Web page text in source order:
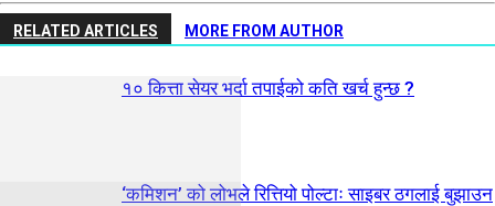
RELATED ARTICLES MORE FROM AUTHOR
१० कित्ता सेयर भर्दा तपाईको कति खर्च हुन्छ ?
‘कमिशन’ को लोभले रित्तियो पोल्टाः साइबर ठगलाई बुझाउन